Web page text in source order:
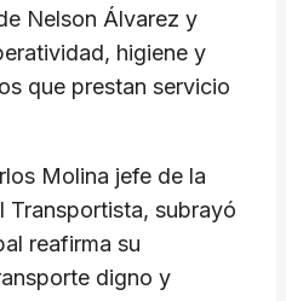
Nelson Álvarez y
higiene y
que prestan servicio
Molina jefe de la
Transportista, subrayó
reafirma su
digno y